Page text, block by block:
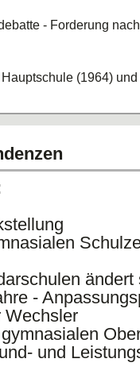
- Forderung
(1964)
ändert
-
Wechsler
und